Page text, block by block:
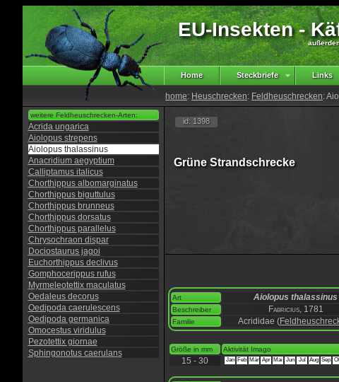
EU-Insekten -
Home Steckbriefe Links
home: Heuschrecken: Feldheuschrecken:
weitere Feldheuschrecken-Arten:
Acrida ungarica
Aiolopus strepens
Aiolopus thalassinus
Anacridium aegyptium
Calliptamus italicus
Chorthippus albomarginatus
Chorthippus biguttulus
Chorthippus brunneus
Chorthippus dorsatus
Chorthippus parallelus
Chrysochraon dispar
Dociostaurus jagoi
Euchorthippus declivus
Gomphocerippus rufus
Myrmeleotettix maculatus
Oedaleus decorus
Oedipoda caerulescens
Oedipoda germanica
Omocestus viridulus
Pezotettix giornae
Sphingonotus caerulans
id: 1398
Grüne Strandschrecke
Art Aiolopus thalassinus
Beschreiber Fabricius, 1781
Familie Acrididae (
Größe in mm Aktivität Imago
15 - 30 Jan Feb Mär Apr Mai Jun Jul Aug Sep